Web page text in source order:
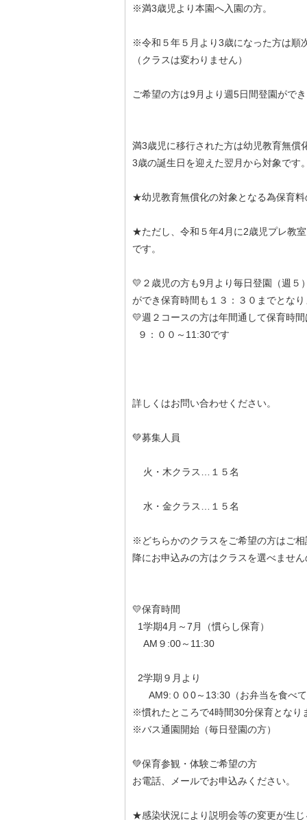
※満3歳児より本園へ入園の方。
※令和５年５月より3歳になった方は順
（クラスは変わりません）
ご希望の方は9月より週5日間登園がで
満3歳児に移行された方は幼児教育無償
3歳の誕生日を迎えた翌月から対象です
★幼児教育無償化の対象となる為保育
★ただし、令和５年4月に2歳児プレ教
です。
💛２歳児の方も9月より毎日登園（週５
ができ保育時間も１３：３０までとな
💛週２コースの方は年間通して保育時間
９：００～11:30です
詳しくはお問い合わせください。
💚募集人員
火・木クラス…１５名
水・金クラス…１５名
※どちらかのクラスをご希望の方はご
降にお申込みの方はクラスを選べませ
💛保育時間
1学期4月～7月（慣らし保育）
AM９:00～11:30
2学期９月より
AM9:００0～13:30（お弁当を食べて
※慣れたところで4時間30分保育となり
※バス通園開始（毎日登園の方）
💚保育参観・体験ご希望の方
お電話、メールでお申込みください。
★感染状況により説明会等の変更が生